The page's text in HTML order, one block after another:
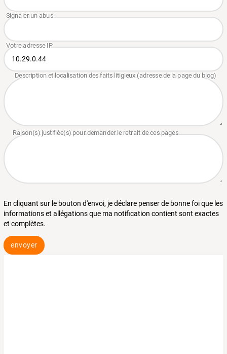
En cliquant sur le bouton d'envoi, je déclare penser de bonne foi que les
informations et allégations que ma notification contient sont exactes
et complètes.
envoyer